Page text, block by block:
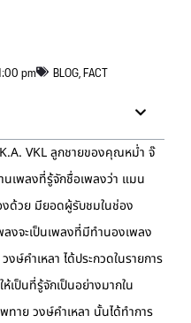
pm BLOG FACT
VKL ลูกชายของคุณหม่ำ จ๊
เพลงที่รู้จักชื่อเพลงว่า แมน
งด้วย มียอดผู้รับชมในช่อง
งจะเป็นเพลงที่มีทำนองเพลง
คำเหลา ได้ประกวดในรายการ
ป็นที่รู้จักเป็นอย่างมากใน
าย วงษ์คำเหลา นั้นได้ทำการ